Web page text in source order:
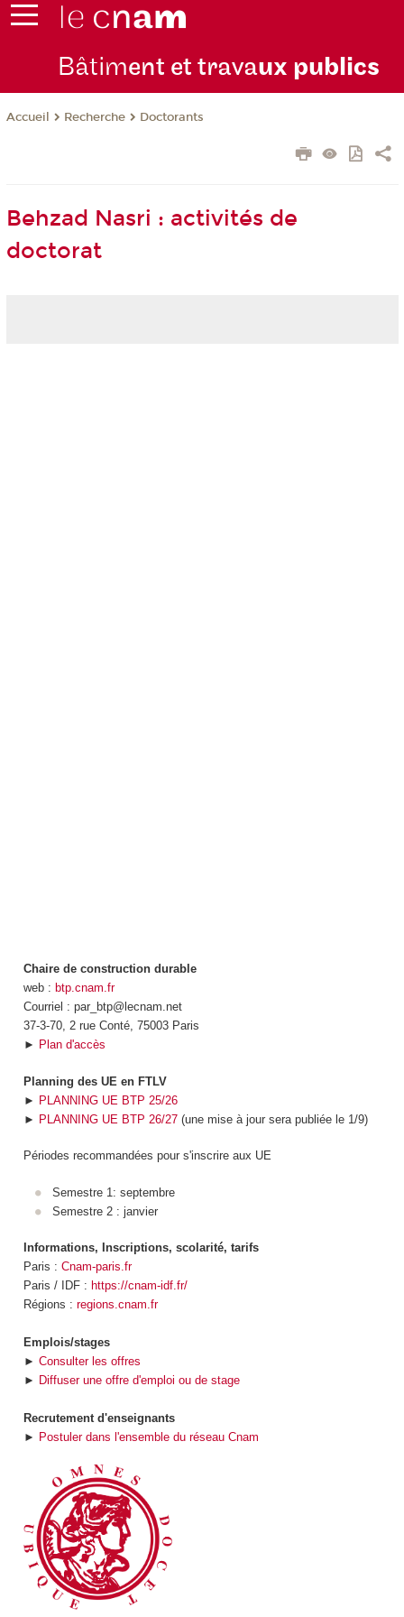
Bâtiment et travaux publics
Accueil Recherche Doctorants
Behzad Nasri : activités de
doctorat
Chaire de construction durable
web : btp.cnam.fr
Courriel : par_btp@lecnam.net
37-3-70, 2 rue Conté, 75003 Paris
► Plan d'accès
Planning des UE en FTLV
► PLANNING UE BTP 25/26
► PLANNING UE BTP 26/27(une mise à jour sera publiée le 1/9)
Périodes recommandées pour s'inscrire aux UE
Semestre 1: septembre
Semestre 2 : janvier
Informations, Inscriptions, scolarité, tarifs
Paris : Cnam-paris.fr
Paris / IDF : https://cnam-idf.fr/
Régions : regions.cnam.fr
Emplois/stages
► Consulter les offres
► Diffuser une offre d'emploi ou de stage
Recrutement d'enseignants
► Postuler dans l'ensemble du réseau Cnam